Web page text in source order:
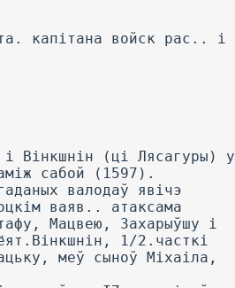
капітана войск рас.. і
і Вінкшнін (ці Лясагуры) у
сабой (1597).
валодаў явічэ
ваяв.. атаксама
Мацвею, Захарыўшу і
1/2.часткі
меў сыноў Міхаіла,